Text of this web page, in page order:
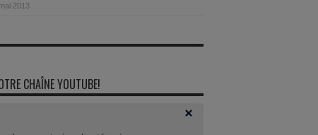
2013
CHAÎNE YOUTUBE!